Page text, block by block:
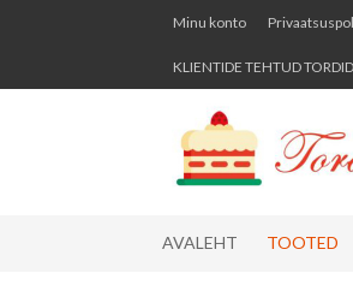
Skip
navigation
Skip
content
Minu konto
KLIENTIDE TEHTUD
AVALEHT TOOTED